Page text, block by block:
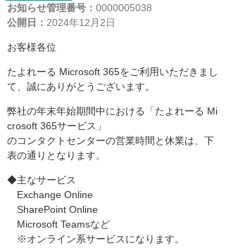
お知らせ管理番号： 0000005038
公開日： 2024年12月2日
お客様各位
たよれーる Microsoft 365をご利用いただきまし
て、誠にありがとうございます。
弊社の年末年始期間中における「たよれーる Mi
crosoft 365サービス」
のコンタクトセンターの営業時間と休業は、下
表の通りとなります。
◆主なサービス
Exchange Online
SharePoint Online
Microsoft Teamsなど
※オンライン系サービスになります。